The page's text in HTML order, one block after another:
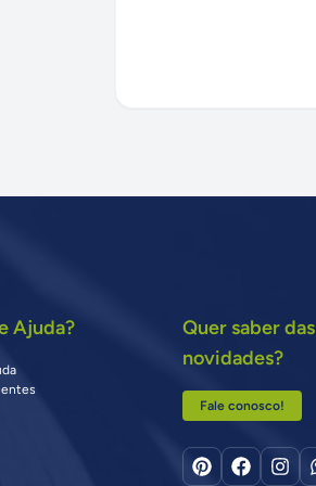
Ajuda?
Quer saber das
novidades?
Fale conosco!